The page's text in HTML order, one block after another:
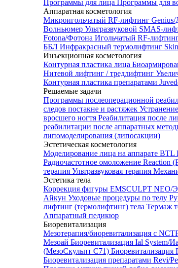
Программы для лица Программы для
Аппаратная косметология
Микроигольчатый RF-лифтинг
Волньюмер Ультразвуковой SMAS-
Fotona/Фотона Игольчатый RF-
ББЛ Инфракрасный термолифтинг
Инъекционная косметология
Контурная пластика лица
Нитевой лифтинг / тредлифтинг
Контурная пластика препаратами
Решаемые задачи
Программы послеоперационной
следов постакне и растяжек
вросшего ногтя Реабилитация после
реабилитации после аппаратных
липомоделирования (липосакции)
Эстетическая косметология
Моделирование лица на аппарате
Радиочастотное омоложение Reaction
терапия Ультразвуковая терапия
Эстетика тела
Коррекция фигуры EMSCULPT
Айкун Уходовые процедуры по телу
лифтинг (термолифтинг) тела Термаж
Аппаратный педикюр
Биоревитализация
Мезотерапия/биоревитализация с
Мезоай Биоревитализация Ial System/
(МезоСкульпт С71)
Биоревитализация препаратами Revi/